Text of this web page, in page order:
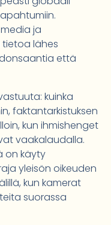
ja
lähes
että
kuinka
faktantarkistuksen
kun ihmishenget
vaakalaudalla.
on käyty
yleisön oikeuden
kun kamerat
suorassa